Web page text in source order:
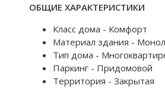
ОБЩИЕ ХАРАКТЕРИСТИКИ
Класс дома - Комфорт
Материал здания -
Тип дома -
Паркинг - Придомовой
Территория - Закрытая